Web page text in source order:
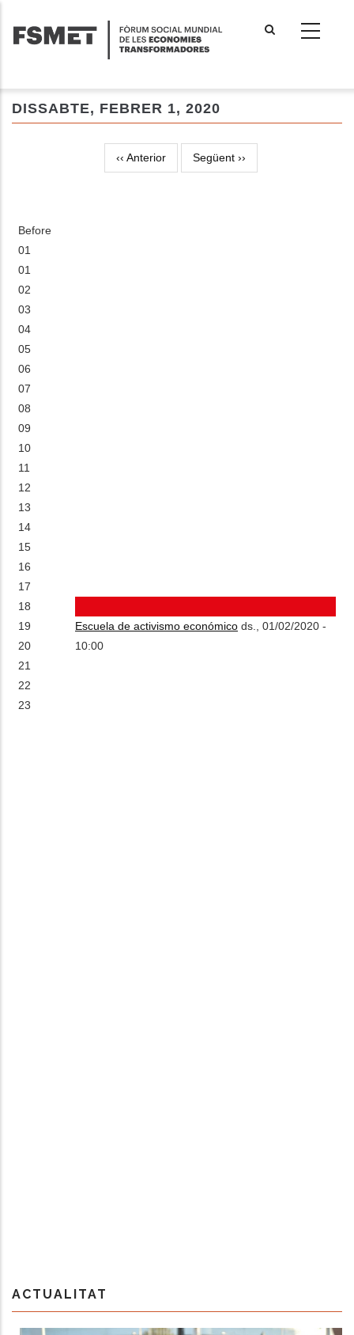
contingut
DISSABTE, FEBRER 1, 2020
‹‹ Anterior Següent ››
Before
01
01
02
03
04
05
06
07
08
09
10
11
12
13
14
15
16
17
18
19
20
21
22
23
Escuela de activismo económico ds., 01/02/2020 -
10:00
ACTUALITAT